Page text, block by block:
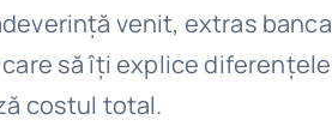
venit, extras
să îți explice
costul total.